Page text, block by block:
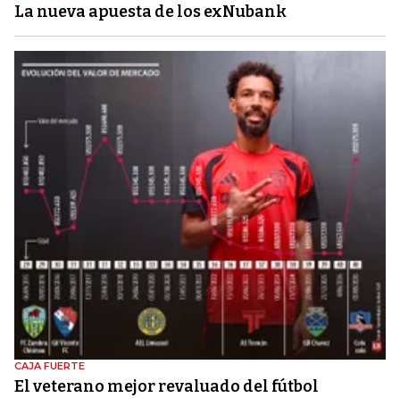
La nueva apuesta de los exNubank
CAJA FUERTE
El veterano mejor revaluado del fútbol